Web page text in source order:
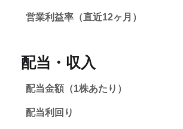
営業利益率（直近12ヶ月）
配当・収入
配当金額（1株あたり）
配当利回り